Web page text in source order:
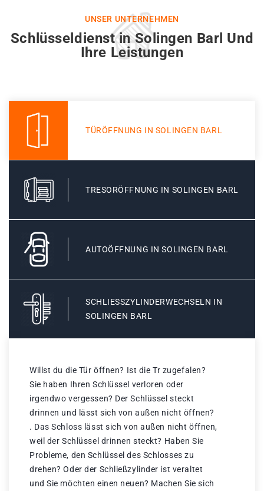
UNSER UNTERNEHMEN
Schlüsseldienst in Solingen Barl Und
Ihre Leistungen
TÜRÖFFNUNG IN SOLINGEN BARL
TRESORÖFFNUNG IN SOLINGEN BARL
AUTOÖFFNUNG IN SOLINGEN BARL
SCHLIESSZYLINDERWECHSELN IN S
OLINGEN BARL
Willst du die Tür öffnen? Ist die Tr zugefalen?
Sie haben Ihren Schlüssel verloren oder
irgendwo vergessen? Der Schlüssel steckt
drinnen und lässt sich von außen nicht öffnen?
. Das Schloss lässt sich von außen nicht öffnen,
weil der Schlüssel drinnen steckt? Haben Sie
Probleme, den Schlüssel des Schlosses zu
drehen? Oder der Schließzylinder ist veraltet
und Sie möchten einen neuen? Machen Sie sich